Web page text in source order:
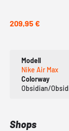
209,95 €
Modell
Nike Air Max
Colorway
Obsidian/
Shops